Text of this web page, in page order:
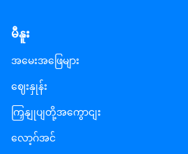
မီနူး
အမေးအဖြေများ
ဈေးနှုန်း
ကြှနျုပျတို့အကွောငျး
လော့ဂ်အင်